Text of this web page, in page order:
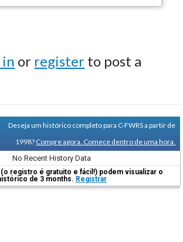
in or register to post a
Deseja um histórico completo para C-FWRS a partir de
1998? Compre agora. Comece dentro de uma hora.
No Recent History Data
registro é gratuito e fácil!) podem visualizar o
de 3 months. Registrar